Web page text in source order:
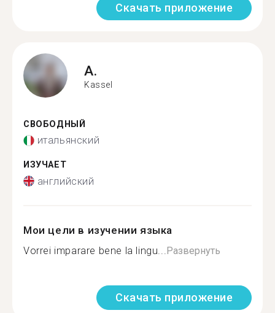
Скачать приложение
A.
Kassel
СВОБОДНЫЙ
итальянский
ИЗУЧАЕТ
английский
Мои цели в изучении языка
Vorrei imparare bene la lingu... Развернуть
Скачать приложение